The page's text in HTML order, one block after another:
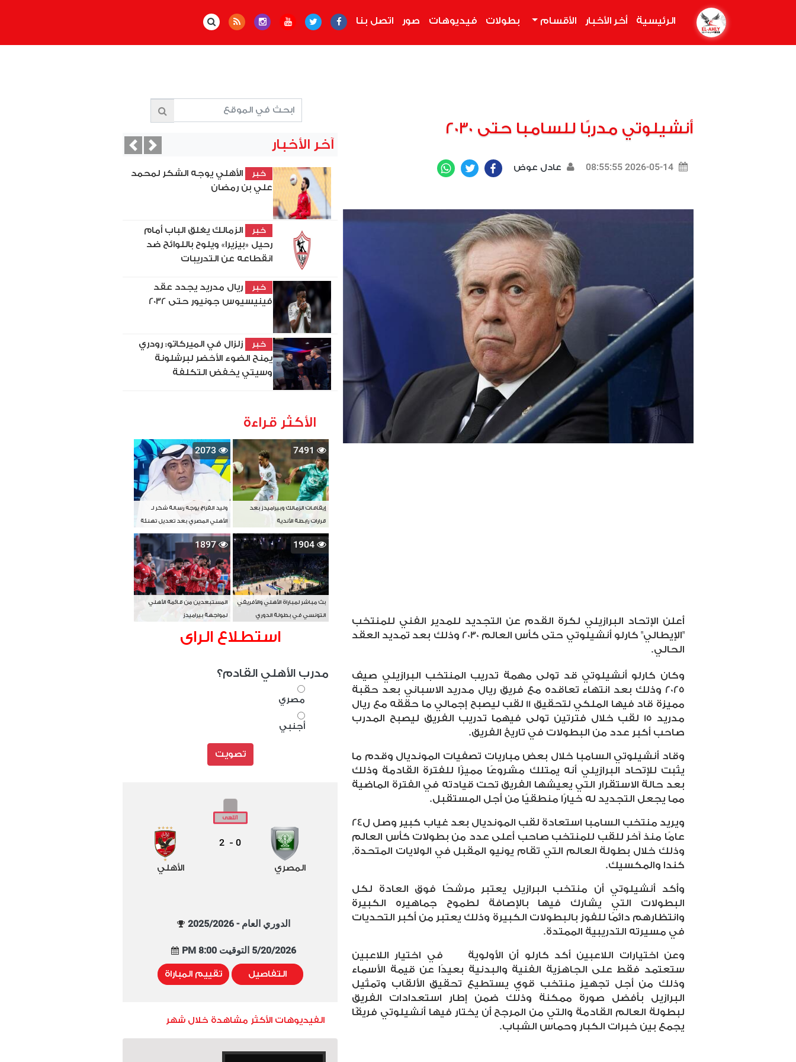
الرئيسية أخر الأخبار الأقسام بطولات فيديوهات صور اتصل بنا
أنشيلوتي مدربًا للسامبا حتى 2030
2026-05-14 08:55:55 عادل عوض Facebook
Twitter
أعلن الإتحاد البرازيلي لكرة القدم عن التجديد للمدير الفني للمنتخب
"الإيطالي" كارلو أنشيلوتي حتى كأس العالم 2030 وذلك بعد تمديد العقد
الحالي.
وكان كارلو أنشيلوتي قد تولى مهمة تدريب المنتخب البرازيلي صيف
2025 وذلك بعد انتهاء تعاقده مع فريق ريال مدريد الاسباني بعد حقبة
مميزة قاد فيها الملكي لتحقيق 11 لقب ليصبح إجمالي ما حققه مع ريال
مدريد 15 لقب خلال فترتين تولى فيهما تدريب الفريق ليصبح المدرب
صاحب أكبر عدد من البطولات في تاريخ الفريق.
وقاد أنشيلوتي السامبا خلال بعض مباريات تصفيات المونديال وقدم ما
يثبت للإتحاد البرازيلي أنه يمتلك مشروعًا مميزًا للفترة القادمة وذلك
بعد حالة الاستقرار التي يعيشها الفريق تحت قيادته في الفترة الماضية
مما يجعل التجديد له خيارًا منطقيًا من أجل المستقبل.
ويريد منتخب السامبا استعادة لقب المونديال بعد غياب كبير وصل ل24
عامًا منذ آخر للقب للمنتخب صاحب أعلى عدد من بطولات كأس العالم
وذلك خلال بطولة العالم التي تقام يونيو المقبل في الولايات المتحدة,
كندا والمكسيك.
وأكد أنشيلوتي أن منتخب البرازيل يعتبر مرشحًا فوق العادة لكل
البطولات التي يشارك فيها بالإصافة لطموح جماهيره الكبيرة
وانتظارهم دائمًا للفوز بالبطولات الكبيرة وذلك يعتبر من أكبر التحديات
في مسيرته التدريبية الممتدة.
وعن اختيارات اللاعبين أكد كارلو أن الأولوية
في اختيار اللاعبين
ستعتمد فقط على الجاهزية الفنية والبدنية بعيدًا عن قيمة الأسماء
وذلك من أجل تجهيز منتخب قوي يستطيع تحقيق الألقاب وتمثيل
البرازيل بأفضل صورة ممكنة وذلك ضمن إطار استعدادات الفريق
لبطولة العالم القادمة والتي من المرجح أن يختار فيها أنشيلوتي فريقًا
يجمع بين خبرات الكبار وحماس الشباب.
آخر الأخبار
خبر
الأهلي يوجه الشكر لمحمد
علي بن رمضان
خبر
الزمالك يغلق الباب أمام
رحيل «بيزيرا» ويلوح باللوائح ضد
انقطاعه عن التدريبات
خبر
ريال مدريد يجدد عقد
فينيسيوس جونيور حتى 2032
خبر
زلزال في الميركاتو: رودري
يمنح الضوء الأخضر لبرشلونة
وسيتي يخفض التكلفة
PreviousNext
الأكثر قراءة
7491
إيقافات الزمالك وبيراميدز بعد
قرارات رابطة الأندية
2073
وليد الفراج يوجه رسالة شكر لـ
الأهلي المصري بعد تعديل تهنئة
بطل آسيا
1904
بث مباشر لمباراة الأهلي والأفريقي
التونسي في بطولة الدوري
1897
المستبعدين من قائمة الأهلي
لمواجهة بيراميدز
استطلاع الراى
مدرب الأهلي القادم؟
مصري
أجنبي
تصويت
المصري
0
-
2
الأهلي
الدوري العام - 2025/2026
5/20/2026 التوقيت 8:00 PM
التفاصيل تقييم المباراة
الفيديوهات الأكثر مشاهدة خلال شهر